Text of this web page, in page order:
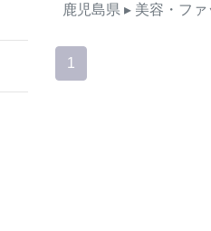
鹿児島県 ▸ 美容・ファ
1